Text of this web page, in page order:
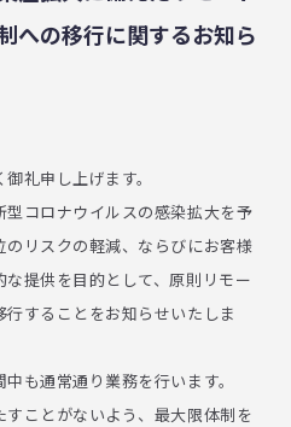
制度・環境
インタビュー
への移行に関するお知ら
礼申し上げます。
コロナウイルスの感染拡大を予
リスクの軽減、ならびにお客様
提供を目的として、原則リモー
することをお知らせいたしま
も通常通り業務を行います。
ことがないよう、最大限体制を